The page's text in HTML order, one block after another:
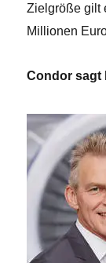
Zielgröße gilt
Millionen
Condor sagt